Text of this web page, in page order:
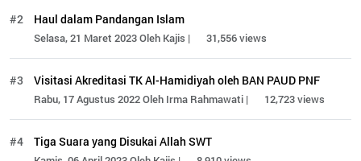
#2 Haul dalam Pandangan Islam
Selasa, 21 Maret 2023 Oleh Kajis | 31,556 views
#3 Visitasi Akreditasi TK Al-Hamidiyah oleh BAN PAUD PNF
Rabu, 17 Agustus 2022 Oleh Irma Rahmawati | 12,723 views
#4 Tiga Suara yang Disukai Allah SWT